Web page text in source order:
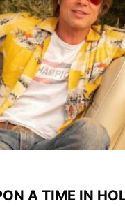
A TIME IN